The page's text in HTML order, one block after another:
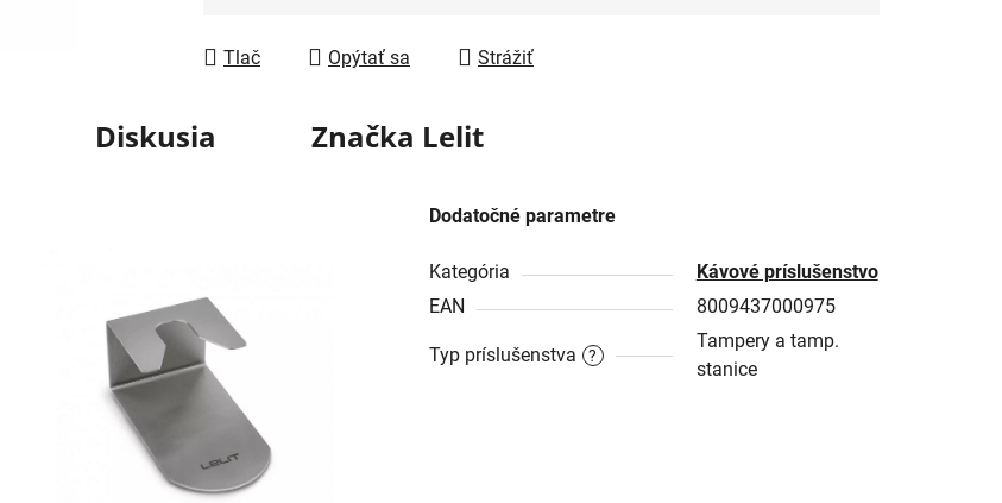
Tlač Opýtať sa Strážiť
Diskusia Značka Lelit
Dodatočné parametre
Kategória
Kávové príslušenstvo
EAN
8009437000975
?
Typ príslušenstva
Tampery a tamp.
stanice